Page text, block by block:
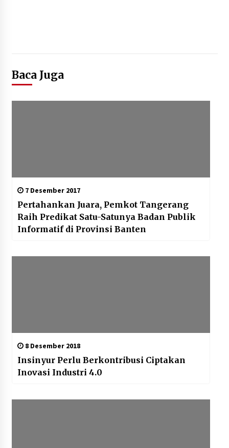
Baca Juga
7 Desember 2017
Pertahankan Juara, Pemkot Tangerang
Raih Predikat Satu-Satunya Badan Publik
Informatif di Provinsi Banten
8 Desember 2018
Insinyur Perlu Berkontribusi Ciptakan
Inovasi Industri 4.0